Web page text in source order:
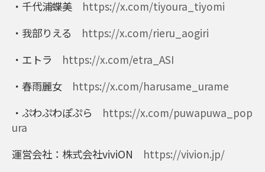
・千代浦蝶美 https://x.com/tiyoura_tiyomi
・我部りえる https://x.com/rieru_aogiri
・エトラ https://x.com/etra_ASI
・春雨麗女 https://x.com/harusame_urame
・ぷわぷわぽぷら https://x.com/puwapuwa_pop
ura
運営会社：株式会社viviON https://vivion.jp/